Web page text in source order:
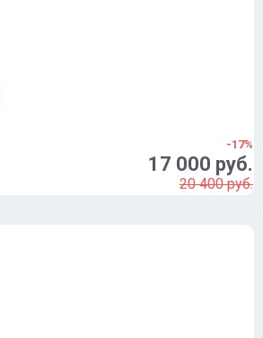
-17%
17 000 руб.
20 400 руб.